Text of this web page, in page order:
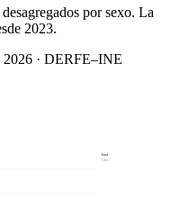
por sexo. La
2023.
· DERFE–INE
Total
7,651